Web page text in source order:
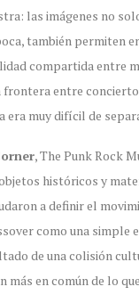
las imágenes no
también permiten
compartida entre
frontera entre
era muy difícil de
, The Punk Rock
históricos y
a definir el
como una simple
de una colisión
más en común de lo